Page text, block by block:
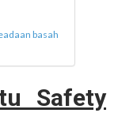
basah
Safety